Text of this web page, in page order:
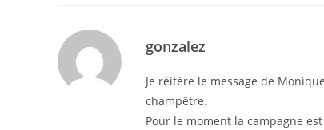
gonzalez
Je réitère le message de
champêtre.
Pour le moment la campagne